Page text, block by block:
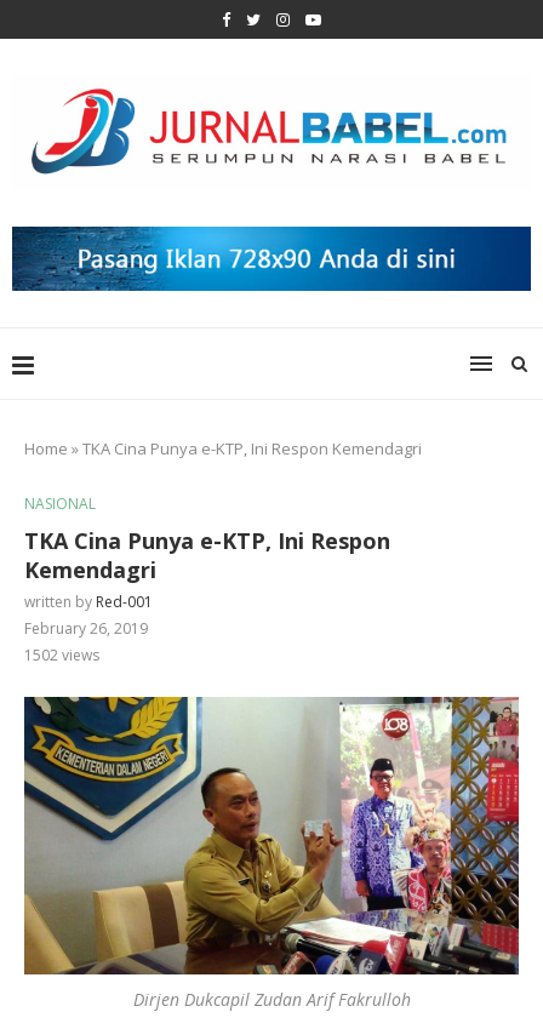
Home »TKA Cina Punya e-KTP, Ini Respon Kemendagri
NASIONAL
TKA Cina Punya e-KTP, Ini Respon
Kemendagri
written by Red-001
February 26, 2019
1502views
Dirjen Dukcapil Zudan Arif Fakrulloh